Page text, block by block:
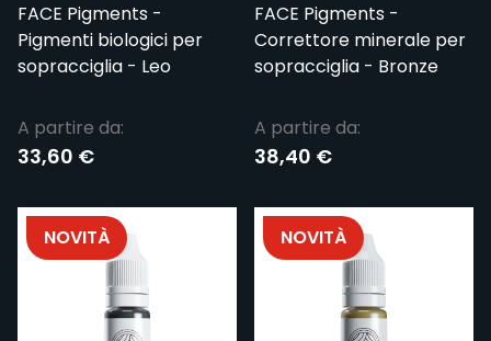
FACE Pigments -
Pigmenti biologici per
sopracciglia - Leo
A partire da:
33,60 €
FACE Pigments -
Correttore minerale per
sopracciglia - Bronze
A partire da:
38,40 €
NOVITÀ NOVITÀ